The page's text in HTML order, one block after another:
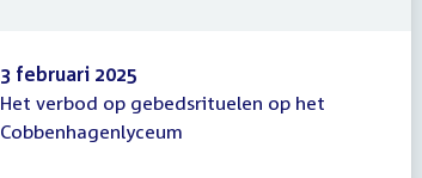
Schriftelijke
vragen
3 februari 2025
Het verbod op gebedsrituelen op het
Cobbenhagenlyceum